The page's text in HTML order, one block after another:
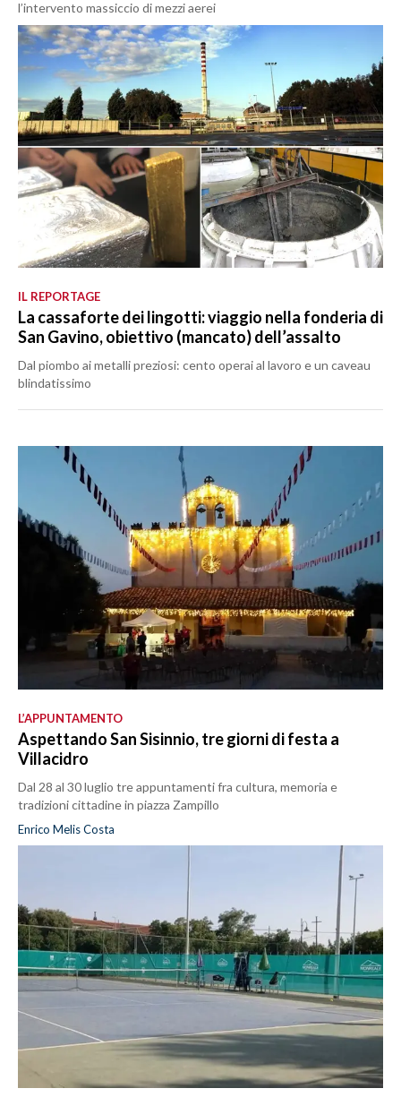
l’intervento massiccio di mezzi aerei
IL REPORTAGE
La cassaforte dei lingotti: viaggio nella fonderia di
San Gavino, obiettivo (mancato) dell’assalto
Dal piombo ai metalli preziosi: cento operai al lavoro e un caveau
blindatissimo
L’APPUNTAMENTO
Aspettando San Sisinnio, tre giorni di festa a
Villacidro
Dal 28 al 30 luglio tre appuntamenti fra cultura, memoria e
tradizioni cittadine in piazza Zampillo
Enrico Melis Costa